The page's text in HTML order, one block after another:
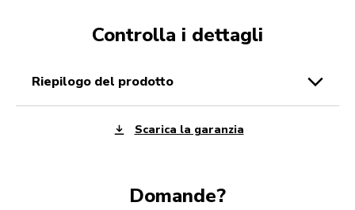
Controlla i dettagli
riepilogo del prodotto
Scarica la garanzia
Domande?